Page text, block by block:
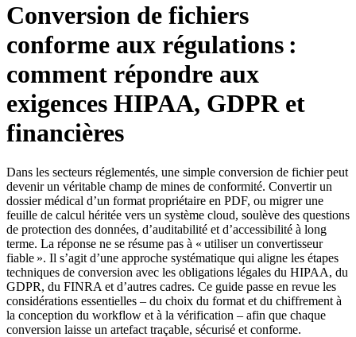
Conversion de fichiers
conforme aux régulations :
comment répondre aux
exigences HIPAA, GDPR et
financières
Dans les secteurs réglementés, une simple conversion de fichier peut
devenir un véritable champ de mines de conformité. Convertir un
dossier médical d’un format propriétaire en PDF, ou migrer une
feuille de calcul héritée vers un système cloud, soulève des questions
de protection des données, d’auditabilité et d’accessibilité à long
terme. La réponse ne se résume pas à « utiliser un convertisseur
fiable ». Il s’agit d’une approche systématique qui aligne les étapes
techniques de conversion avec les obligations légales du HIPAA, du
GDPR, du FINRA et d’autres cadres. Ce guide passe en revue les
considérations essentielles – du choix du format et du chiffrement à
la conception du workflow et à la vérification – afin que chaque
conversion laisse un artefact traçable, sécurisé et conforme.